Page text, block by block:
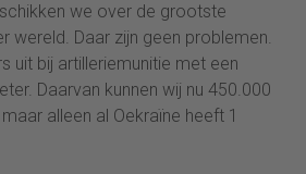
we over de grootste
wereld. Daar zijn geen problemen.
uit bij artilleriemunitie met een
Daarvan kunnen wij nu 450.000
alleen al Oekraïne heeft 1